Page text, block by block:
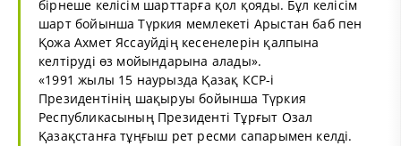
бірнеше келісім шарттарға қол қояды. Бұл келісім
шарт бойынша Түркия мемлекеті Арыстан баб пен
Қожа Ахмет Яссауйдің кесенелерін қалпына
келтіруді өз мойындарына алады».
«1991 жылы 15 наурызда Қазақ КСР-і
Президентінің шақыруы бойынша Түркия
Республикасының Президенті Тұрғыт Озал
Қазақстанға тұңғыш рет ресми сапарымен келді.